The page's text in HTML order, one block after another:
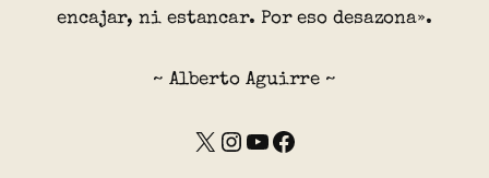
encajar, ni estancar. Por eso desazona».
~ Alberto Aguirre ~
X Instagram YouTube Facebook